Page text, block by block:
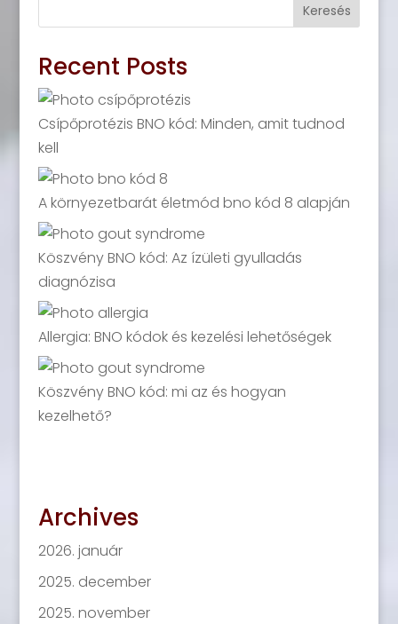
Keresés
Recent Posts
Csípőprotézis BNO kód: Minden, amit tudnod
kell
A környezetbarát életmód bno kód 8 alapján
Köszvény BNO kód: Az ízületi gyulladás
diagnózisa
Allergia: BNO kódok és kezelési lehetőségek
Köszvény BNO kód: mi az és hogyan
kezelhető?
Archives
2026. január
2025. december
2025. november